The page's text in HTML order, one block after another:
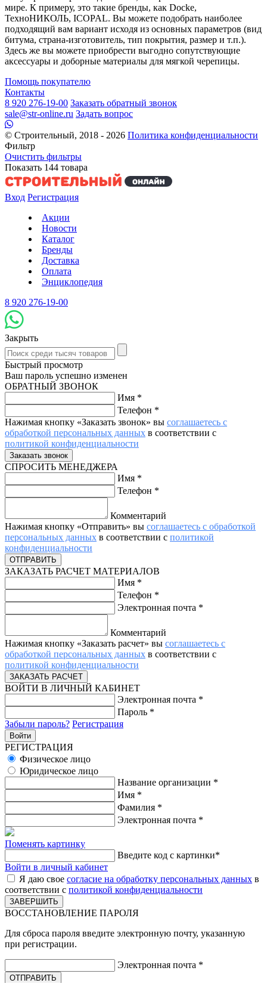
мире. К примеру, это такие бренды, как Docke,
ТехноНИКОЛЬ, ICOPAL. Вы можете подобрать наиболее
подходящий вам вариант исходя из основных параметров (вид
битума, страна-изготовитель, тип покрытия, размер и т.п.).
Здесь же вы можете приобрести выгодно сопутствующие
аксессуары и доборные материалы для мягкой черепицы.
Помощь покупателю
Контакты
8 920 276-19-00 Заказать обратный звонок
sale@str-online.ru Задать вопрос
© Строительный, 2018 - 2026 Политика конфиденциальности
Фильтр
Очистить фильтры
Показать 144 товара
Вход Регистрация
Акции
Новости
Каталог
Бренды
Доставка
Оплата
Энциклопедия
8 920 276-19-00
Закрыть
Быстрый просмотр
Ваш пароль успешно изменен
ОБРАТНЫЙ ЗВОНОК
Имя *
Телефон *
Нажимая кнопку «Заказать звонок» вы соглашаетесь с
обработкой персональных данных в соответствии с
политикой конфиденциальности
СПРОСИТЬ МЕНЕДЖЕРА
Имя *
Телефон *
Комментарий
Нажимая кнопку «Отправить» вы соглашаетесь с обработкой
персональных данных в соответствии с политикой
конфиденциальности
ЗАКАЗАТЬ РАСЧЕТ МАТЕРИАЛОВ
Имя *
Телефон *
Электронная почта *
Комментарий
Нажимая кнопку «Заказать расчет» вы соглашаетесь с
обработкой персональных данных в соответствии с
политикой конфиденциальности
ВОЙТИ В ЛИЧНЫЙ КАБИНЕТ
Электронная почта *
Пароль *
Забыли пароль? Регистрация
РЕГИСТРАЦИЯ
Физическое лицо
Юридическое лицо
Название организации *
Имя *
Фамилия *
Электронная почта *
Поменять картинку
Введите код с картинки*
Войти в личный кабинет
Я даю свое согласие на обработку персональных данных в
соответствии с политикой конфиденциальности
ВОССТАНОВЛЕНИЕ ПАРОЛЯ
Для сброса пароля введите электронную почту, указанную
при регистрации.
Электронная почта *